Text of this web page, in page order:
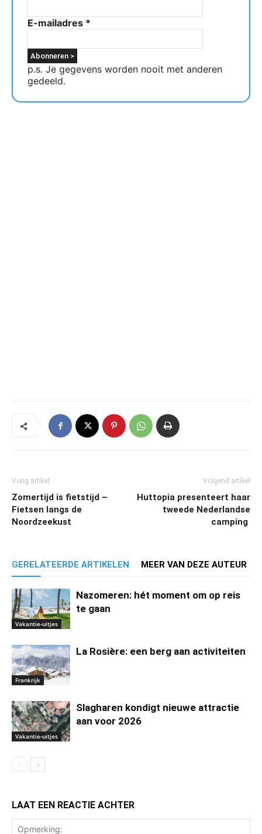
E-mailadres *
p.s. Je gegevens worden nooit met anderen
gedeeld.
Vorig artikel
Zomertijd is fietstijd –
Fietsen langs de
Noordzeekust
Volgend artikel
Huttopia presenteert haar
tweede Nederlandse
camping
GERELATEERDE ARTIKELEN MEER VAN DEZE AUTEUR
Vakantie-uitjes
Nazomeren: hét moment om op reis
te gaan
Frankrijk
La Rosière: een berg aan activiteiten
Vakantie-uitjes
Slagharen kondigt nieuwe attractie
aan voor 2026
LAAT EEN REACTIE ACHTER